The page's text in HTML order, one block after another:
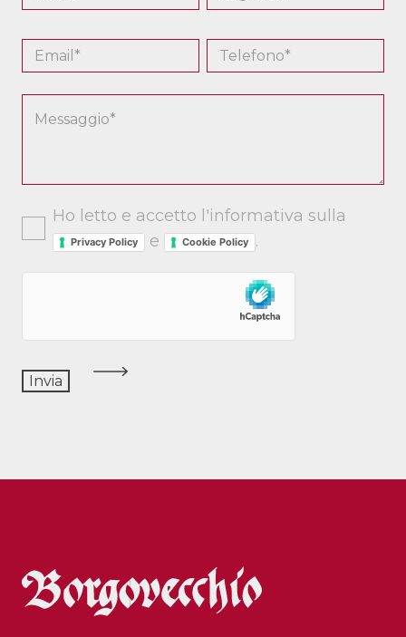
Ho letto e accetto l'informativa sulla
Privacy Policy e Cookie Policy .